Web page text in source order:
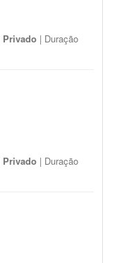
Privado | Duração
Privado | Duração